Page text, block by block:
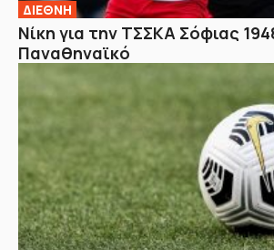
ΔΙΕΘΝΗ
Νίκη για την ΤΣΣΚΑ Σόφιας
Παναθηναϊκό